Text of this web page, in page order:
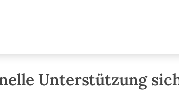
Unterstützung